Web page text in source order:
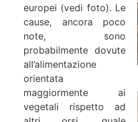
europei (vedi foto). Le
cause, ancora poco
note, sono
probabilmente dovute
all’alimentazione
orientata
maggiormente ai
vegetali rispetto ad